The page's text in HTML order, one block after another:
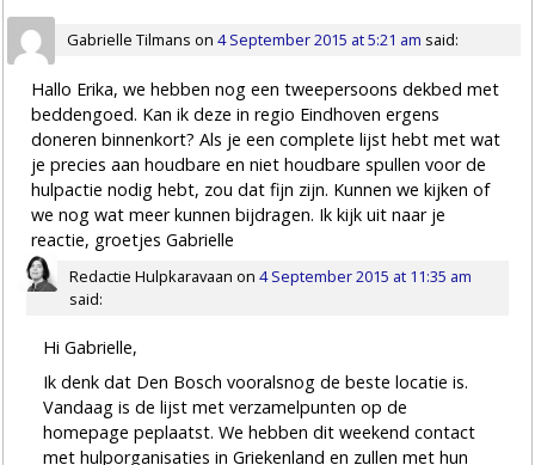
Gabrielle Tilmans on4 September 2015 at 5:21 am said:
Hallo Erika, we hebben nog een tweepersoons dekbed met
beddengoed. Kan ik deze in regio Eindhoven ergens
doneren binnenkort? Als je een complete lijst hebt met wat
je precies aan houdbare en niet houdbare spullen voor de
hulpactie nodig hebt, zou dat fijn zijn. Kunnen we kijken of
we nog wat meer kunnen bijdragen. Ik kijk uit naar je
reactie, groetjes Gabrielle
Redactie Hulpkaravaan on4 September 2015 at 11:35 am
said:
Hi Gabrielle,
Ik denk dat Den Bosch vooralsnog de beste locatie is.
Vandaag is de lijst met verzamelpunten op de
homepage peplaatst. We hebben dit weekend contact
met hulporganisaties in Griekenland en zullen met hun